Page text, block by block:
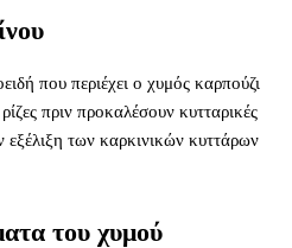
που περιέχει ο χυμός καρπούζι
πριν προκαλέσουν κυτταρικές
εξέλιξη των καρκινικών κυττάρων
του χυμού